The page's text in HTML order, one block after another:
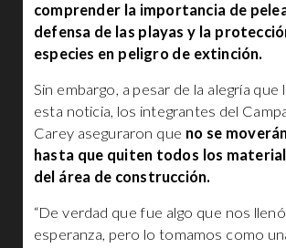
comprender la importancia de
defensa de las playas y la
especies en peligro de extinción.
Sin embargo, a pesar de la alegría que
esta noticia, los integrantes del
Carey aseguraron que no se
hasta que quiten todos los
del área de construcción.
“De verdad que fue algo que nos
esperanza, pero lo tomamos como